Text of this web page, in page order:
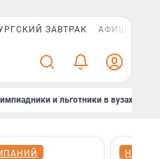
ЗАВТРАК АФИША PLUS
и льготники в вузах СПб